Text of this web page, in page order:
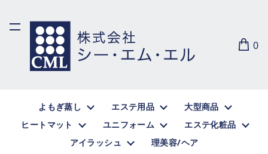
0
よもぎ蒸し エステ用品
大型商品
ヒートマット
ユニフォーム
エステ化粧品
アイラッシュ
理美容/ヘア